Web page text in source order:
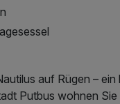
auf Rügen –
Putbus wohnen